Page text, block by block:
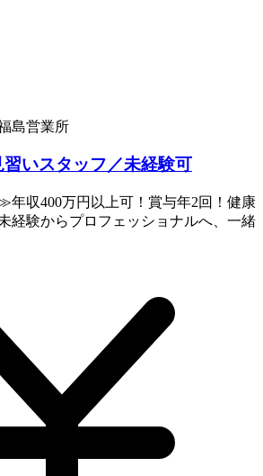
島営業所
いスタッフ／未経験可
収400万円以上可！賞与年2回！健康
経験からプロフェッショナルへ、一緒